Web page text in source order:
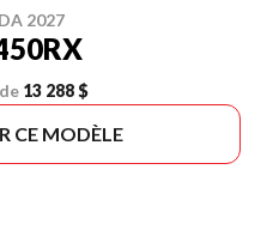
2027
13 288 $
CE MODÈLE